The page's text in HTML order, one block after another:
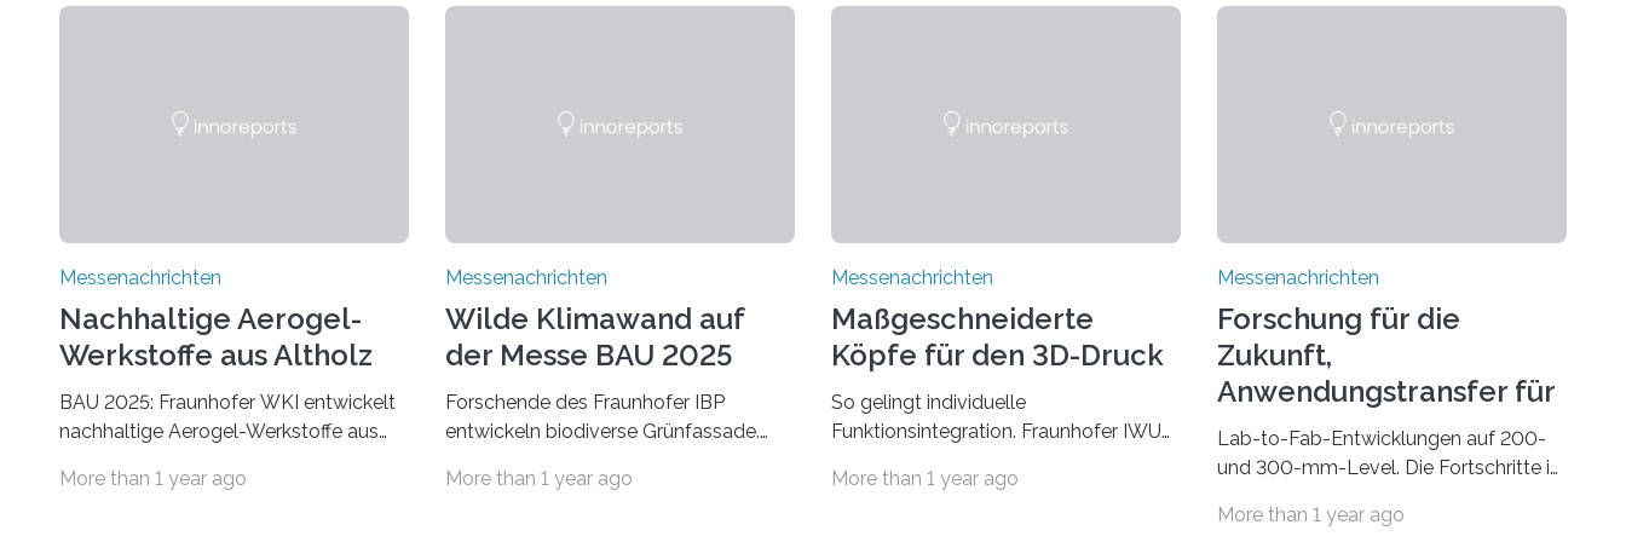
Messenachrichten
Nachhaltige Aerogel-
Werkstoffe aus Altholz
BAU 2025: Fraunhofer WKI entwickelt
nachhaltige Aerogel-Werkstoffe aus
WKI stellen auf der BAU 2025 in
More than 1 year ago
Messenachrichten
Wilde Klimawand auf
der Messe BAU 2025
Forschende des Fraunhofer IBP
entwickeln biodiverse Grünfassade.
Umwelt. Vor allem in Städten leidet die
More than 1 year ago
Messenachrichten
Maßgeschneiderte
Köpfe für den 3D-Druck
So gelingt individuelle
Funktionsintegration. Fraunhofer IWU
2024, Halle 11.0/Stand E38. Wire bzw.
More than 1 year ago
Messenachrichten
Forschung für die
Zukunft,
Anwendungstransfer für
die Gegenwart
Lab-to-Fab-Entwicklungen auf 200-
und 300-mm-Level. Die Fortschritte in
wieder neue Lösungen in der
More than 1 year ago